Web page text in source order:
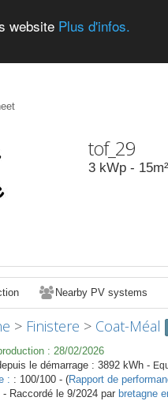
website Plus d'infos.
tof_29
3 kWp - 15m²
Nearby PV systems
> Finistere > Coat-Méal
: 28/02/2026
le démarrage : 3892 kWh -
: : 100/100 - (Rapport de
- Raccordé le 9/2024 par bretagne